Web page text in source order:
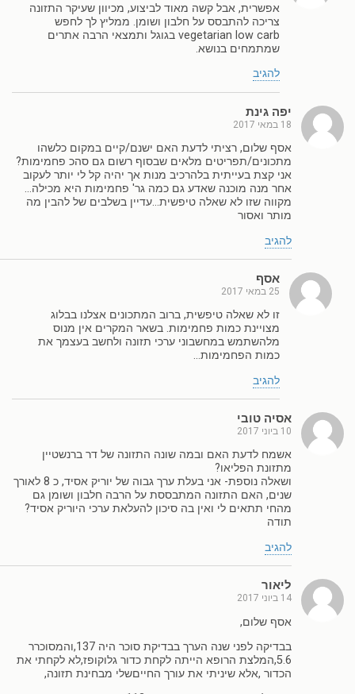
אפשרית, אבל קשה מאוד לביצוע, מכיוון שעיקר התזונה
צריכה להתבסס על חלבון ושומן. ממליץ לך לחפש
vegetarian low carb בגוגל ותמצאי הרבה אתרים
שמתמחים בנושא.
להגיב
יפה גינת
18 במאי 2017
אסף שלום, רציתי לדעת האם ישנם/קיים במקום כלשהו
מתכונים/תפריטים מלאים שבסוף רשום גם סהכ פחמימות?
אני קצת בעייתית בלהרכיב מנות אך יהיה קל לי יותר לעקוב
אחר מנה מוכנה שאדע גם כמה גר' פחמימות היא מכילה…
מקווה שזו לא שאלה טיפשית…עדיין בשלבים של להבין מה
מותר ואסור
להגיב
אסף
25 במאי 2017
זו לא שאלה טיפשית, ברוב המתכונים אצלנו בבלוג
מצויינת כמות פחמימות. בשאר המקרים אין מנוס
מלהשתמש במחשבוני ערכי תזונה ולחשב בעצמך את
כמות הפחמימות…
להגיב
אסיה טובי
10 ביוני 2017
אשמח לדעת האם ובמה שונה התזונה של דר ברנשטיין
מתזונת הפליאו?
ושאלה נוספת- אני בעלת ערך גבוה של יוריק אסיד, כ 8 לאורך
שנים, האם התזונה המתבססת על הרבה חלבון ושומן גם
מהחי תתאים לי ואין בה סיכון להעלאת ערכי היוריק אסיד?
תודה
להגיב
ליאור
14 ביוני 2017
אסף שלום,
בבדיקה לפני שנה הערך בבדיקת סוכר היה 137,והמסוכרר
5.6,המלצת הרופא הייתה לקחת כדור גלוקופז,לא לקחתי את
הכדור ,אלא שיניתי את עורך החייםשלי מבחינת תזונה,